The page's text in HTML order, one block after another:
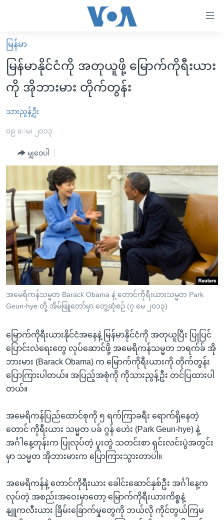
လွယ်ကူ
စေ
သည့်
Link
များ
ပင်မ
ကြည့်
ရန်
ပင်မ
အ
ညွန်း
စာမျက်နှာ
သို့
ကျော်
ကြည့်
ရန်
ရန်
နေရာ
သို့
ကျော်
ရန်
မူလစာမျက်နှာ
မြန်မာ
ကမ္ဘာ့သတင်းများ
နိုင်ငံတကာ
အစ္စရေး-ပါလက်စတိုင်း
အင်္ဂလိပ်စာလေ့လာမယ်
အမေရိကန်သုံးအီဒီယံ
မကြေးမုံရဲ့ အင်္ဂလိပ်စာ
ရုပ်ရှင်ထဲက အင်္ဂလိပ်စာ
သုတပဒေသာ အင်္ဂလိပ်စာ
အပတ်စဉ်ကဏ္ဍများ
ရေဒီယို
တီဗွီ
ရေဒီယိုနှင့်ရုပ်သံ အချက်အလက်များ
ရေဒီယို/တီဗွီအစီအစဉ်
Learning English
ဗွီအိုအေ လူမှုကွန်ယက်များ
မြန်မာ
မြန်မာနိုင်ငံကို အတုယူဖို့ မြောက်ကိုရီးယား
ကို အိုဘားမား တိုက်တွန်း
သားညွန့်ဦး
၀၉ ေမ၊ ၂၀၁၃
မျှဝေပါ
အမေရိကန်သမ္မတ Barack Obama နဲ့ တောင်ကိုရီးယားသမ္မတ Park
Geun-hye တို့ အိမ်ဖြူတော်မှာ တွေ့ဆုံစဉ် (၇ မေ ၂၀၁၃)
မြောက်ကိုရီးယားနိုင်ငံအနေနဲ့ မြန်မာနိုင်ငံကို အတုယူပြီး ပြုပြင်
ပြောင်းလဲရေးတွေ လုပ်ဆောင်ဖို့ အမေရိကန်သမ္မတ ဘရက်ခ် အို
ဘားမား (Barack Obama) က မြောက်ကိုရီးယားကို တိုက်တွန်း
ပြောကြားပါတယ်။ အပြည့်အစုံကို ကိုသားညွန့်ဦး တင်ပြထားပါ
တယ်။
အမေရိကန်ပြည်ထောင်စုကို ၅ ရက်ကြာခရီး ရောက်ရှိနေတဲ့
တောင် ကိုရီးယား သမ္မတ ပခ် ဂွန် ဟေဲး (Park Geun-hye) နဲ့
အင်္ဂါနေ့တုန်းက ပြုလုပ်တဲ့ ပူးတွဲ သတင်းစာ ရှင်းလင်းပွဲအတွင်း
မှာ သမ္မတ အိုဘားမားက ပြောကြားသွားတာပါ။
အမေရိကန်နဲ့ တောင်ကိုရီးယား ခေါင်းဆောင်နှစ်ဦး အင်္ဂါနေ့က
လုပ်တဲ့ အစည်းအဝေးမှာတော့ မြောက်ကိုရီးယားကိစ္စနဲ့
နျူကလီးယား ခြိမ်းခြောက်မှုတွေကို ဘယ်လို ကိုင်တွယ်ကြမ